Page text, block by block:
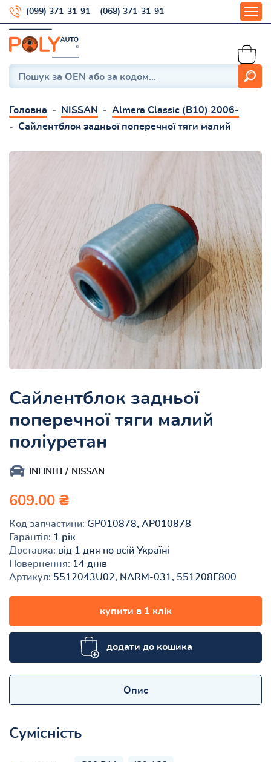
(099) 371-31-91 (068) 371-31-91
Головна NISSAN
Almera Classic (B10) 2006-
Сайлентблок задньої поперечної тяги малий
Сайлентблок задньої
поперечної тяги малий
поліуретан
INFINITI NISSAN
609.00 ₴
Код запчастини: GP010878, AP010878
Гарантія: 1 рік
Доставка: від 1 дня по всій Україні
Повернення: 14 днів
Артикул: 5512043U02, NARM-031, 551208F800
купити в 1 клік
додати до кошика
Опис
Сумісність